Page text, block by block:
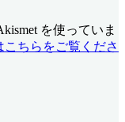
を使っていま
ちらをご覧くださ